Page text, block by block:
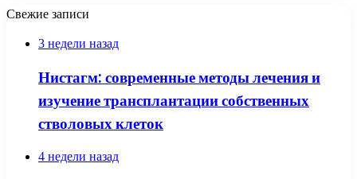
Свежие записи
3 недели назад
Нистагм: современные методы лечения и
изучение трансплантации собственных
стволовых клеток
4 недели назад